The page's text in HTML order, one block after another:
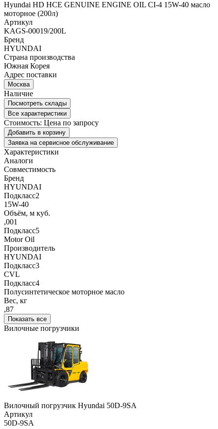
Hyundai HD HCE GENUINE ENGINE OIL CI-4 15W-40 масло
моторное (200л)
Артикул
KAGS-00019/200L
Бренд
HYUNDAI
Страна производства
Южная Корея
Адрес поставки
Москва
Наличие
Посмотреть склады
Все характеристики
Стоимость: Цена по запросу
Добавить в корзину
Заявка на сервисное обслуживание
Характеристики
Аналоги
Совместимость
Бренд
HYUNDAI
Подкласс2
15W-40
Объём, м куб.
,001
Подкласс5
Motor Oil
Производитель
HYUNDAI
Подкласс3
CVL
Подкласс4
Полусинтетическое моторное масло
Вес, кг
,87
Показать все
Вилочные погрузчики
Вилочный погрузчик Hyundai 50D-9SA
Артикул
50D-9SA